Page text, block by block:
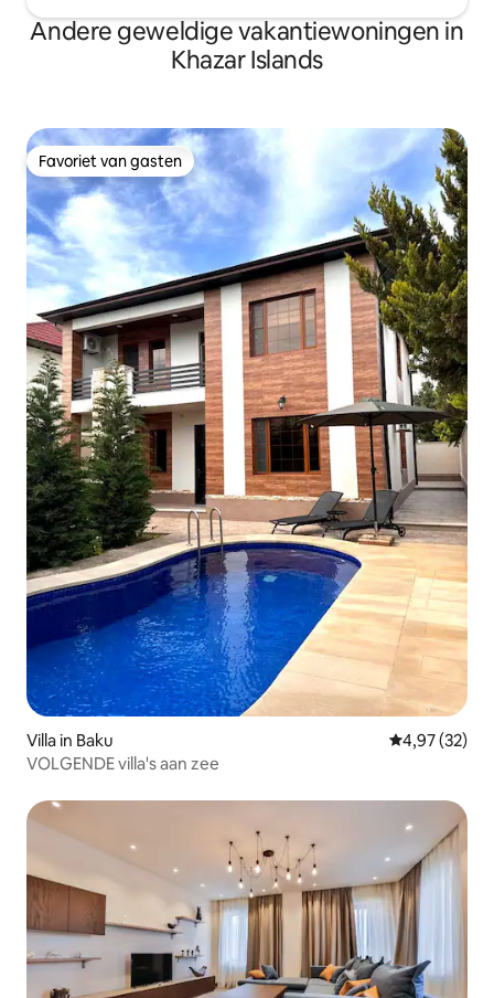
Andere geweldige vakantiewoningen in
Khazar Islands
Favoriet van gasten
Favoriet van gasten
Villa in Baku Gemiddelde
4,97 (32)
VOLGENDE villa's aan zee